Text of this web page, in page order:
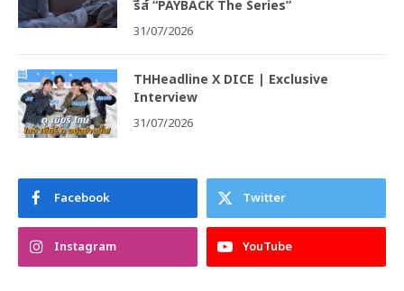
รีส์ “PAYBACK The Series”
31/07/2026
THHeadline X DICE | Exclusive
Interview
31/07/2026
Facebook Twitter
Instagram YouTube